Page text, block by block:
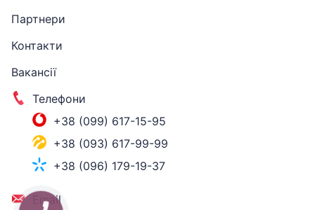
Партнери
Контакти
Вакансії
Телефони
+38 (099) 617-15-95
+38 (093) 617-99-99
+38 (096) 179-19-37
Email